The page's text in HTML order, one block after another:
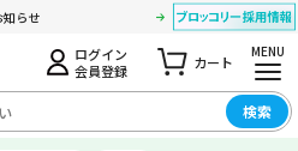
知らせ
ログイン
会員登録
カート
MENU
検索